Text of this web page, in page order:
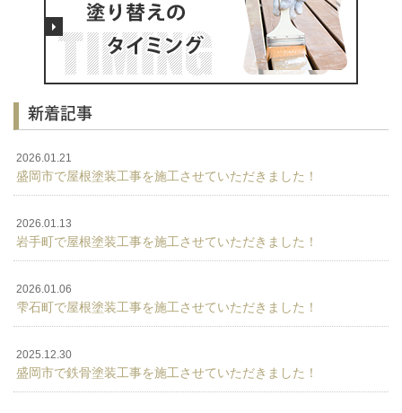
新着記事
2026.01.21
盛岡市で屋根塗装工事を施工させていただきました！
2026.01.13
岩手町で屋根塗装工事を施工させていただきました！
2026.01.06
雫石町で屋根塗装工事を施工させていただきました！
2025.12.30
盛岡市で鉄骨塗装工事を施工させていただきました！